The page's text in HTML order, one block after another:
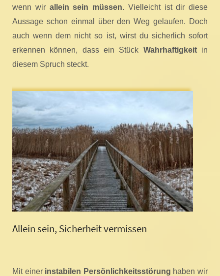
wenn wir allein sein müssen. Vielleicht ist dir diese
Aussage schon einmal über den Weg gelaufen. Doch
auch wenn dem nicht so ist, wirst du sicherlich sofort
erkennen können, dass ein Stück Wahrhaftigkeitin
diesem Spruch steckt.
Allein sein, Sicherheit vermissen
Mit einer instabilen Persönlichkeitsstörung haben wir